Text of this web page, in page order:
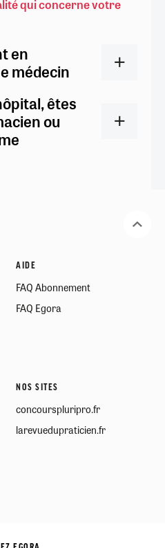
qui concerne votre
en
médecin
êtes
ou
AIDE
FAQ Abonnement
FAQ Egora
NOS SITES
concourspluripro.fr
larevuedupraticien.fr